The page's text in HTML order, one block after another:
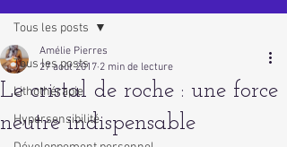
Tous les posts
Lithothérapie
Hypersensibilité
Tous les posts
Le cristal de roche : une force
neutre indispensable
Amélie Pierres
27 août 2017 2 min de lecture